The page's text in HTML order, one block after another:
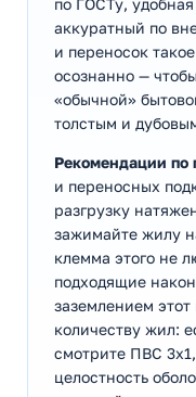
по ГОСТу,
аккуратный по
и переносок
осознанно —
«обычной»
толстым и
Рекомендации
и переносных
разгрузку
зажимайте жилу
клемма этого не
подходящие
заземлением
количеству жил:
смотрите ПВС
целостность